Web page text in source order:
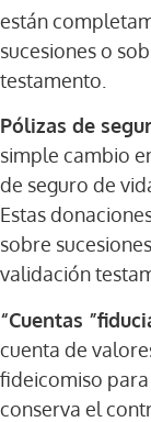
están
sucesiones o
testamento.
Pólizas de
simple cambio
de seguro de
Estas
sobre
validación
“Cuentas
cuenta de
fideicomiso para
conserva el